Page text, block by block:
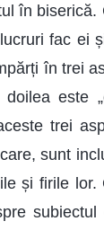
în
fac ei
în trei
doilea
trei
sunt
și firile